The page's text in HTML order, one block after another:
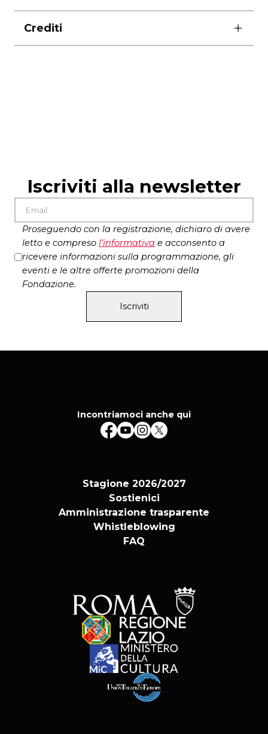
Crediti
Iscriviti alla newsletter
Proseguendo con la registrazione, dichiaro di avere
letto e compreso l’informativa e acconsento a
ricevere informazioni sulla programmazione, gli
eventi e le altre offerte promozioni della
Fondazione.
Iscriviti
Incontriamoci anche qui
Stagione 2026/2027
Sostienici
Amministrazione trasparente
Whistleblowing
FAQ